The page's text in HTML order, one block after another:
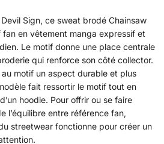
Sign, ce sweat brodé Chainsaw
en vêtement manga expressif et
Le motif donne une place centrale
qui renforce son côté collector.
motif un aspect durable et plus
fait ressortir le motif tout en
hoodie. Pour offrir ou se faire
l’équilibre entre référence fan,
streetwear fonctionne pour créer un